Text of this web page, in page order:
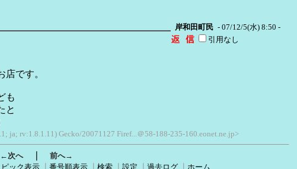
岸和田町民 - 07/12/5(水) 8:50 -
です。
も
と
引用なし
ja; rv:1.8.1.11) Gecko/20071127 Firef...＠58-188-235-160.eonet.ne.jp>
←次へ｜ 前へ→
ピック表示 番号順表示 検索 設定 過去ログ ホーム